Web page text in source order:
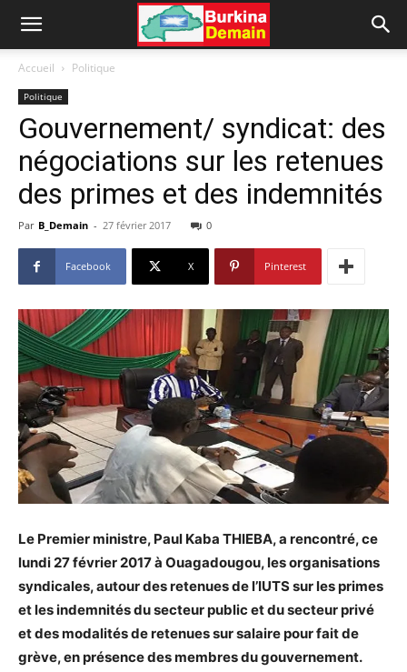
Accueil Politique
Politique
Gouvernement/ syndicat: des
négociations sur les retenues
des primes et des indemnités
Par B_Demain - 27 février 2017 0
Facebook X Pinterest
Le Premier ministre, Paul Kaba THIEBA, a rencontré, ce
lundi 27 février 2017 à Ouagadougou, les organisations
syndicales, autour des retenues de l’IUTS sur les primes
et les indemnités du secteur public et du secteur privé
et des modalités de retenues sur salaire pour fait de
grève, en présence des membres du gouvernement.